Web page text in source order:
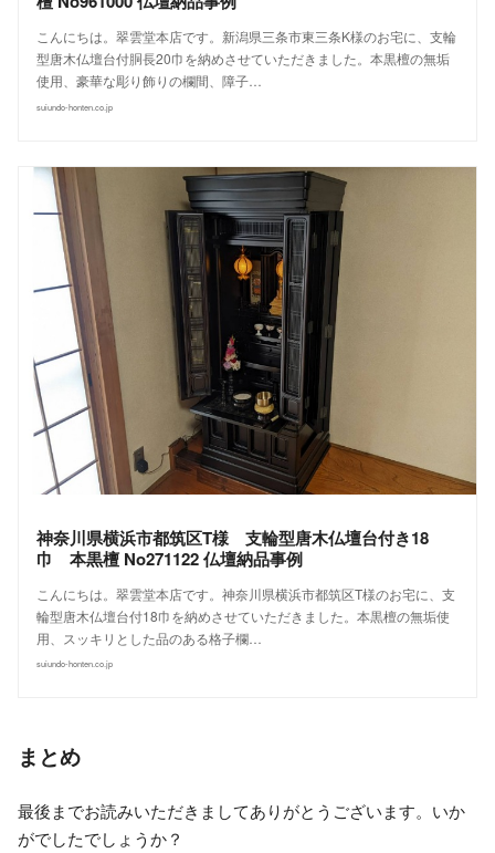
こんにちは。翠雲堂本店です。新潟県三条市東三条K様のお宅に、支輪
型唐木仏壇台付胴長20巾を納めさせていただきました。本黒檀の無垢
使用、豪華な彫り飾りの欄間、障子…
suiundo-honten.co.jp
神奈川県横浜市都筑区T様 支輪型唐木仏壇台付き18
巾 本黒檀 No271122 仏壇納品事例
こんにちは。翠雲堂本店です。神奈川県横浜市都筑区T様のお宅に、支
輪型唐木仏壇台付18巾を納めさせていただきました。本黒檀の無垢使
用、スッキリとした品のある格子欄…
suiundo-honten.co.jp
まとめ
最後までお読みいただきましてありがとうございます。いか
がでしたでしょうか？